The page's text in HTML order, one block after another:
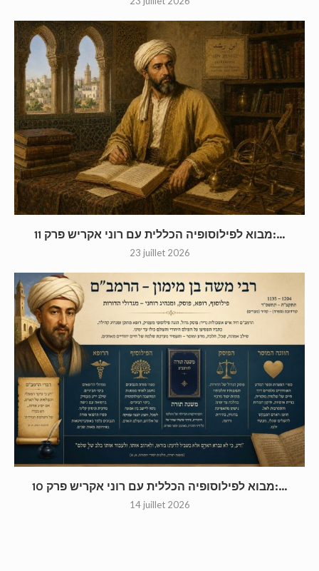
מבוא לפילוסופיה הכללית עם רוני אקריש פרק 11:...
23 juillet 2026
מבוא לפילוסופיה הכללית עם רוני אקריש פרק 10:...
14 juillet 2026